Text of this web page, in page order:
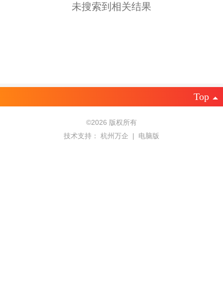
未搜索到相关结果
Top
©2026 版权所有
技术支持： 杭州万企 | 电脑版